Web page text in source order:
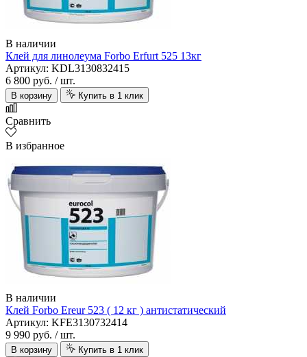
В наличии
Клей для линолеума Forbo Erfurt 525 13кг
Артикул: KDL3130832415
6 800 руб. / шт.
В корзину Купить в 1 клик
Сравнить
В избранное
В наличии
Клей Forbo Ereur 523 ( 12 кг ) антистатический
Артикул: KFE3130732414
9 990 руб. / шт.
В корзину Купить в 1 клик